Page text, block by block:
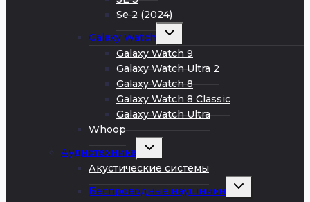
Se 2 (2024)
Galaxy Watch
Развернуть
меню
Galaxy Watch 9
Galaxy Watch Ultra 2
Galaxy Watch 8
Galaxy Watch 8 Classic
Galaxy Watch Ultra
Whoop
Аудиотехника
Развернуть
меню
Акустические системы
Беспроводные наушники
Развернуть